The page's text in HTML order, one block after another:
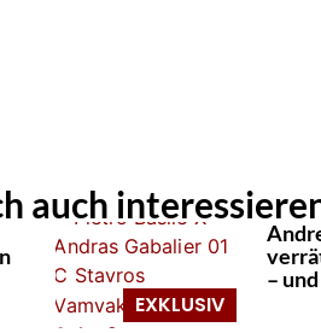
auch
–